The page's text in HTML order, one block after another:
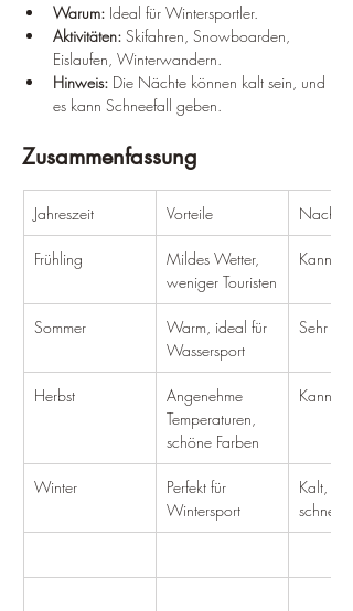
Warum: Ideal für Wintersportler.
Aktivitäten: Skifahren, Snowboarden,
Eislaufen, Winterwandern.
Hinweis: Die Nächte können kalt sein, und
es kann Schneefall geben.
Zusammenfassung
Jahreszeit Vorteile Nachteile
Frühling
Mildes Wetter,
weniger Touristen
Kann
Sommer
Warm, ideal für
Wassersport
Sehr heiß
Herbst
Angenehme
Temperaturen,
schöne Farben
Kann
Winter
Perfekt für
Wintersport
Kalt,
schneien